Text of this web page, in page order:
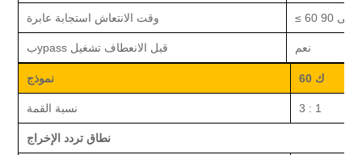
وقت الانتعاش استجابة عابرة
بypass قبل الانعطاف تشغيل نعم
نموذج 6 0 ك
نسبة القمة 3 : 1
نطاق تردد الإخراج